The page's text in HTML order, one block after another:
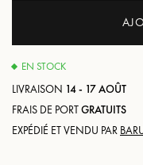
EN STOCK
LIVRAISON 14 - 17 AOÛT
FRAIS DE PORTGRATUITS
EXPÉDIÉ ET VENDU PAR